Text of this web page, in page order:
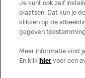
Contact
Je kunt ook zelf
plaatsen. Dat kun je
klikken op de
gegeven
Meer informatie vind
En klikhier voor een